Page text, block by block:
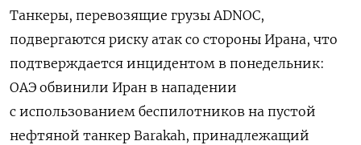
Танкеры, перевозящие грузы ADNOC,
подвергаются риску атак со стороны Ирана, что
подтверждается инцидентом в понедельник:
ОАЭ обвинили ​Иран в нападении
с использованием ​беспилотников на пустой
нефтяной танкер Barakah, ‌принадлежащий